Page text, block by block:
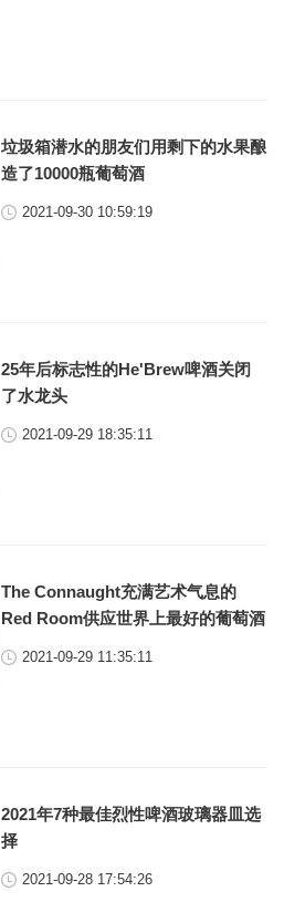
垃圾箱潜水的朋友们用剩下的水果酿
造了10000瓶葡萄酒
2021-09-30 10:59:19
25年后标志性的He'Brew啤酒关闭
了水龙头
2021-09-29 18:35:11
The Connaught充满艺术气息的
Red Room供应世界上最好的葡萄酒
2021-09-29 11:35:11
2021年7种最佳烈性啤酒玻璃器皿选
择
2021-09-28 17:54:26